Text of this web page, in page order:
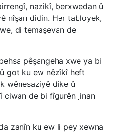
nazikî, berxwedan û
nîşan didin. Her tabloyek,
di temaşevan de
pêşangeha xwe ya bi
got ku ew nêzîkî heft
wênesaziyê dike û
ciwan de bi fîgurên jinan
zanîn ku ew li pey xewna